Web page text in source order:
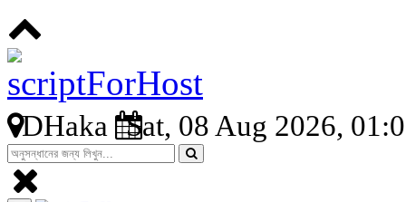
DHaka Sat, 08 Aug 2026,